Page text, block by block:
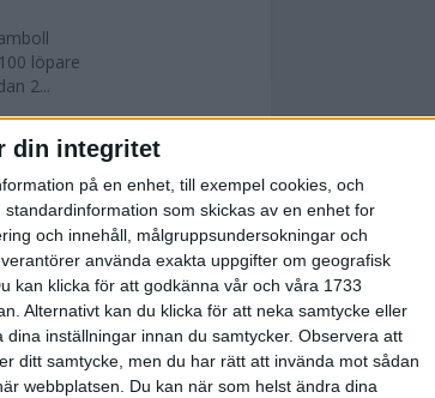
din integritet
på en enhet, till exempel cookies, och
som skickas av en enhet for
och innehåll, målgruppsundersokningar och
använda exakta uppgifter om geografisk
kan klicka för att godkänna vår och våra 1733
Alternativt kan du klicka för att neka samtycke eller
inställningar innan du samtycker. Observera att
ditt samtycke, men du har rätt att invända mot sådan
webbplatsen. Du kan när som helst ändra dina
löpare
2...
Ramboll
riktigt